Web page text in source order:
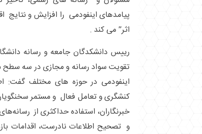
پیامدهای اینفودمی را افزایش و نتایج
اثر” می کند .
رییس دانشکدگان جامعه و رسانه
تقویت سواد رسانه و مجازی در سه سطح
اینفودمی در حوزه های مختلف گفت:
کنشگری و تعامل فعال و مستمر
خبرنگاران، استفاده حداکثری از
و تصحیح اطلاعات نادرست، اقدامات